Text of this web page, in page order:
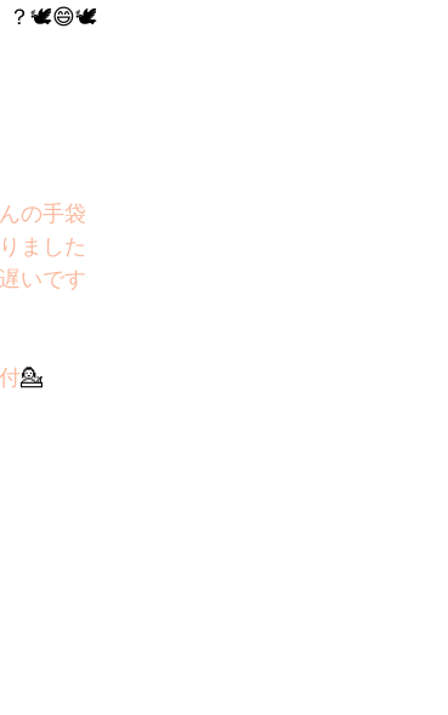
？🕊😄🕊
の手袋
ました
いです
💁